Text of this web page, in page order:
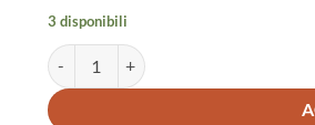
3 disponibili
OKUMA Fireball quantità